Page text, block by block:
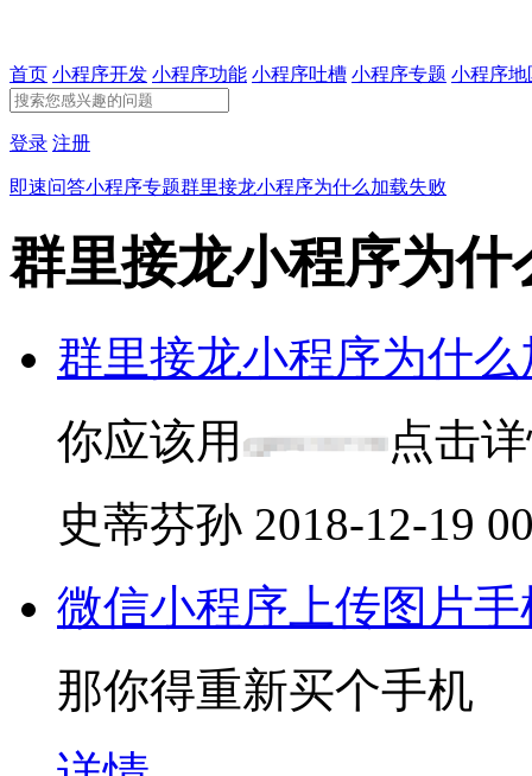
首页 小程序开发 小程序功能 小程序吐槽 小程序专题 小程序地
登录 注册
即速问答小程序专题群里接龙小程序为什么加载失败
群里接龙小程序为什
群里接龙小程序为什
你应该用
点击
史蒂芬孙 2018-12-19
微信小程序上传图片
那你得重新买个手机